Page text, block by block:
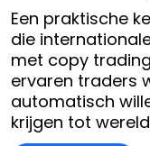
Een praktische
die
met copy
ervaren traders
automatisch
krijgen tot